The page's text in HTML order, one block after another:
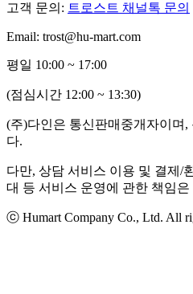
고객 문의: 트로스트 채널톡 문의
Email: trost@hu-mart.com
평일 10:00 ~ 17:00
(점심시간 12:00 ~ 13:30)
(주)다인은 통신판매중개자이며,
다.
다만, 상담 서비스 이용 및 결제/
대 등 서비스 운영에 관한 책임
ⓒ Humart Company Co., Ltd. All